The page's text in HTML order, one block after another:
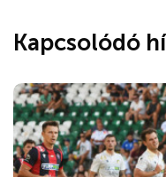
Kapcsolódó